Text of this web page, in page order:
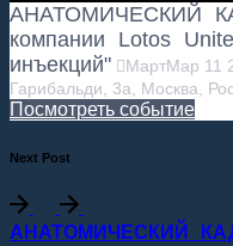
АНАТОМИЧЕСКИЙ
компании Lotos
инъекций"
МартМар 11
Гарибальди, 3а, Москва,
Посмотреть событие
Next Post
АНАТОМИЧЕСКИЙ